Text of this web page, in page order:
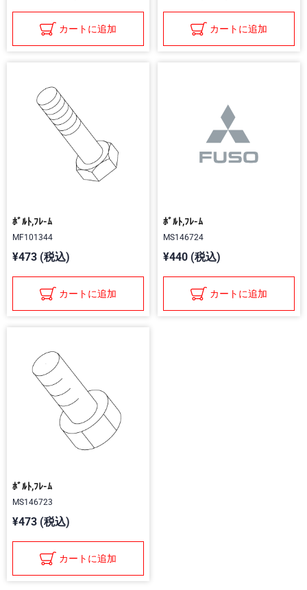
カートに追加 カートに追加
ﾎﾞﾙﾄ,ﾌﾚ-ﾑ
MF101344
¥473 (税込)
カートに追加
ﾎﾞﾙﾄ,ﾌﾚ-ﾑ
MS146724
¥440 (税込)
カートに追加
ﾎﾞﾙﾄ,ﾌﾚ-ﾑ
MS146723
¥473 (税込)
カートに追加